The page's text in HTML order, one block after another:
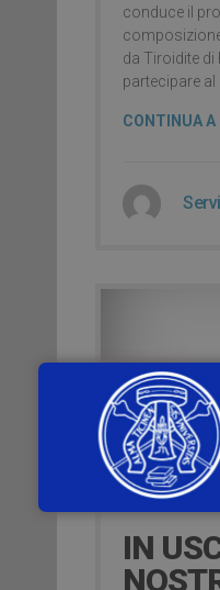
conduce il
da Tiroidite
partecipare
CONTINUA A
17 Maggio 2020
IN